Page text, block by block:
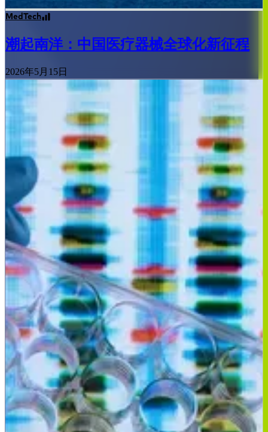
MedTech
潮起南洋：中国医疗器械全球化新征程
2026年5月15日